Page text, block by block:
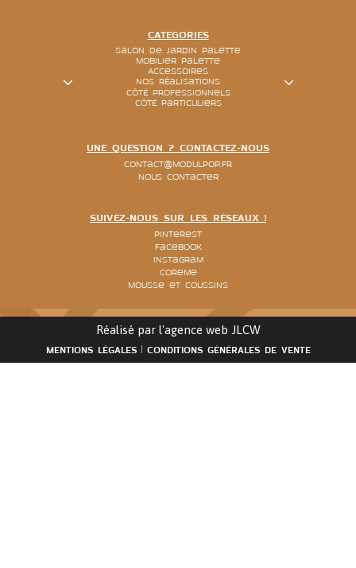
CATEGORIES
Salon de jardin palette
Mobilier palette
Accessoires
Nos réalisations
Côté Professionnels
Côté particuliers
UNE QUESTION ? CONTACTEZ-NOUS
contact@modulpop.fr
Nous contacter
SUIVEZ-NOUS SUR LES RÉSEAUX !
Pinterest
Facebook
Instagram
Coreme
Mousse et coussins
Réalisé par l'agence web JLCW
MENTIONS LÉGALES CONDITIONS GÉNÉRALES DE VENTE